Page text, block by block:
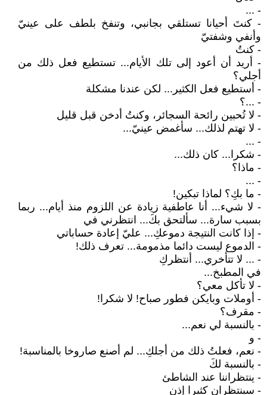
- ...
- كنتَ أحيانا تستلقي بجانبي، وتنفخ بلطف على عينيّ
وأنفي وشفتيّ
- كنتُ
- أريد أن أعود إلى تلك الأيام... تستطيع فعل ذلك من
أجلي؟
- أستطيع فعل الكثير... لكن عندنا مشكلة
- ...؟
- لا تُحبين رائحة السجائر، وكنتُ أدخن قبل قليل
- لا تهتم لذلك... سأغمض عينيّ...
- ...
- شكرا... كان ذلك...
- ماذا؟
- ...
- ما بكِ؟ لماذا تبكين!
- لا شيء... أنا عاطفية زيادة عن اللزوم منذ أيام... ربما
بسبب سارة... سألتحق بكَ... انتظرني في
- إذا كانت النتيجة دموعكِ... عليّ إعادة حساباتي
- الدموع ليست دائما مذمومة... تعرف ذلك!
- ... لا تتأخري... أنتظركِ
في المطبخ...
- لا تأكل معي؟
- أوملات وبايكن فطور صباح! لا شكرا!
- مقرف؟
- بالنسبة لي نعم...
- و
- نعم، فعلتُ ذلك من أجلكِ... لم أصنع صاروخا بالمناسبة!
- بالنسبة لكَ
- ينتظراننا عند الشاطئ
- سينتظران كثيرا إذن